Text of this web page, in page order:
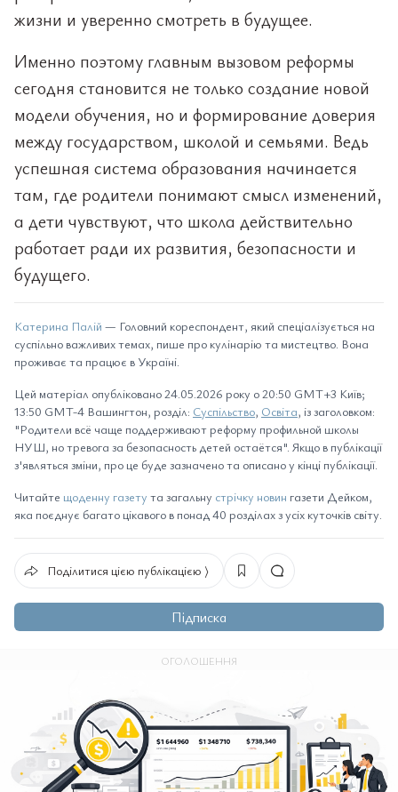
жизни и уверенно смотреть в будущее.
Именно поэтому главным вызовом реформы
сегодня становится не только создание новой
модели обучения, но и формирование доверия
между государством, школой и семьями. Ведь
успешная система образования начинается
там, где родители понимают смысл изменений,
а дети чувствуют, что школа действительно
работает ради их развития, безопасности и
будущего.
Катерина Палій — Головний кореспондент, який спеціалізується на
суспільно важливих темах, пише про кулінарію та мистецтво. Вона
проживає та працює в Україні.
Цей матеріал опубліковано 24.05.2026 року о 20:50 GMT+3 Київ;
13:50 GMT-4 Вашингтон, розділ: Суспільство, Освіта, із заголовком:
"Родители всё чаще поддерживают реформу профильной школы
НУШ, но тревога за безопасность детей остаётся". Якщо в публікації
з'являться зміни, про це буде зазначено та описано у кінці публікації.
Читайте щоденну газету та загальну стрічку новин газети Дейком,
яка поєднує багато цікавого в понад 40 розділах з усіх куточків світу.
Поділитися цією публікацією ⟩
Підписка
ОГОЛОШЕННЯ